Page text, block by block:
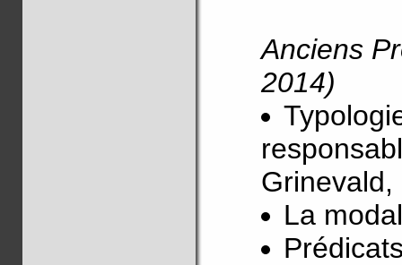
Anciens
2014)
La